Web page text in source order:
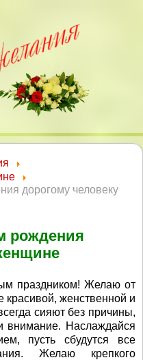
дорогому человеку
рождения
праздником! Желаю от
красивой, женственной и
сияют без причины,
внимание. Наслаждайся
пусть сбудутся все
Желаю крепкого